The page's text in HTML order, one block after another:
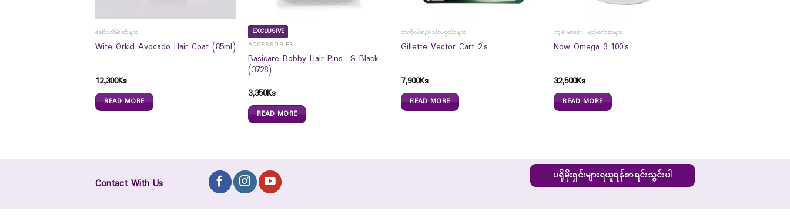
ခေါင်းလိမ်းဆီများ
Wite Orkid Avocado Hair Coat (85ml)
12,300Ks
READ MORE
EXCLUSIVE
ACCESSORIES
Basicare Bobby Hair Pins- S Black
(3728)
3,350Ks
READ MORE
တကိုယ်ရည်သုံးပစ္စည်းများ
Gillette Vector Cart 2`s
7,900Ks
READ MORE
ကျန်းမာရေး ဖြည့်စွက်စာများ
Now Omega 3 100`s
32,500Ks
READ MORE
Contact With Us
ပရိုမိုးရှင်းများရယူရန်စာရင်းသွင်းပါ